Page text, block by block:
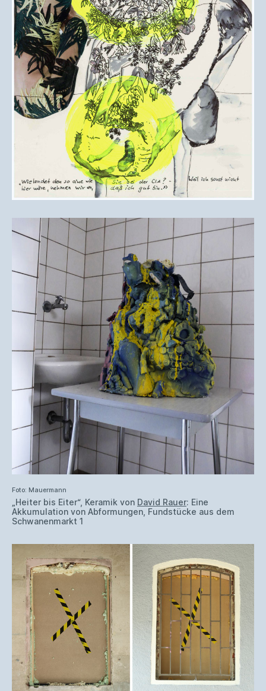
Foto: Mauermann
„Heiter bis Eiter“, Keramik von David Rauer: Eine
Akkumulation von Abformungen, Fundstücke aus dem
Schwanenmarkt 1